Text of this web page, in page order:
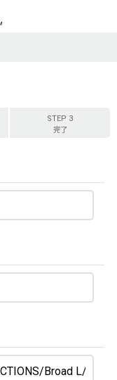
STEP 3
完了